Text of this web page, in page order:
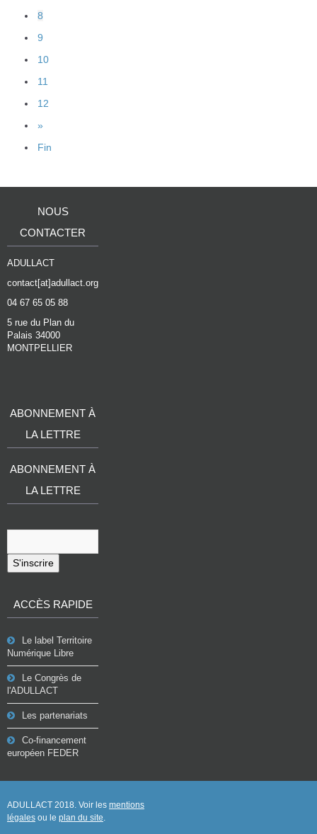
8
9
10
11
12
»
Fin
NOUS
CONTACTER
ADULLACT
contact[at]adullact.org
04 67 65 05 88
5 rue du Plan du
Palais 34000
MONTPELLIER
ABONNEMENT À
LA LETTRE
ABONNEMENT À
LA LETTRE
S'inscrire
ACCÈS RAPIDE
Le label Territoire
Numérique Libre
Le Congrès de
l'ADULLACT
Les partenariats
Co-financement
européen FEDER
ADULLACT 2018. Voir les mentions
légales ou le plan du site